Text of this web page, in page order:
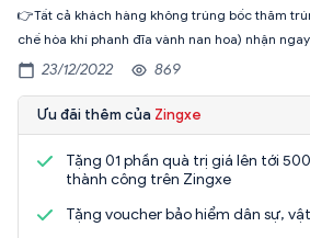
👉Tất cả khách hàng không trúng bốc thăm
chế hòa khí phanh đĩa vành nan hoa) nhận
23/12/2022 869
Ưu đãi thêm của Zingxe
Tặng 01 phần quà trị giá lên tới
thành công trên Zingxe
Tặng voucher bảo hiểm dân sự,